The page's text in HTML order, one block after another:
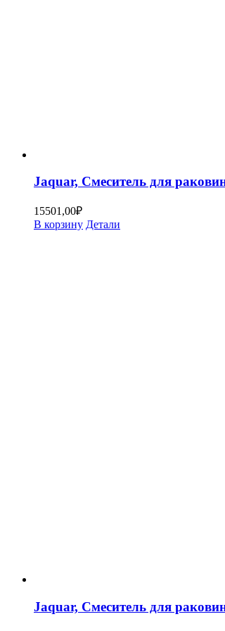
Jaquar, Смеситель для
15501,00₽
В корзину Детали
Jaquar, Смеситель для